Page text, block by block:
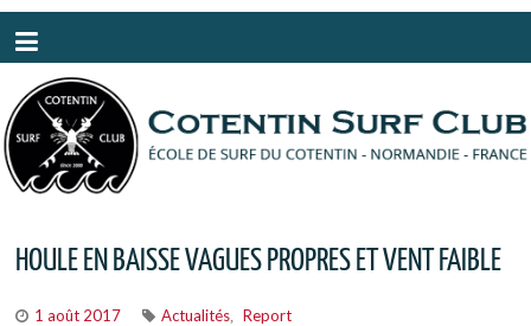
HOULE EN BAISSE VAGUES PROPRES ET VENT FAIBLE
1 août 2017 Actualités Report
Panneau de gestion des cookies